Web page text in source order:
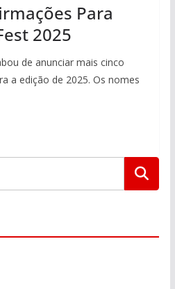
Para
2025
de anunciar mais cinco
a edição de 2025. Os nomes